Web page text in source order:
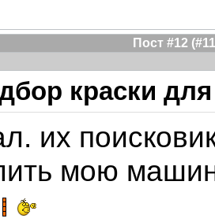
Пост #12
краски
их
мою